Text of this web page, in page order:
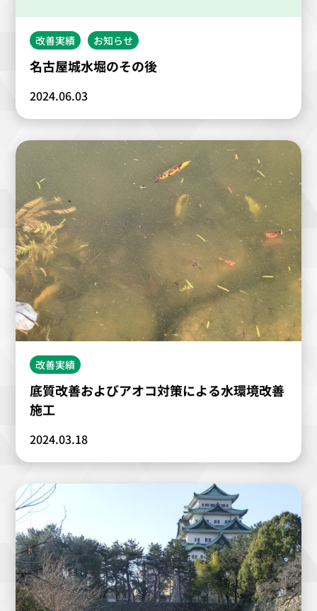
改善実績 お知らせ
名古屋城水堀のその後
2024.06.03
改善実績
底質改善およびアオコ対策による水環境改善
施工
2024.03.18